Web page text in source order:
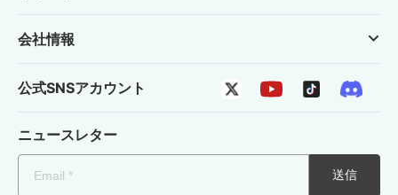
会社情報
公式SNSアカウント
ニュースレター
送信